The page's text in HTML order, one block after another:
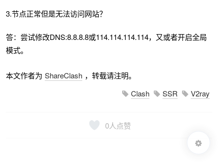
3.节点正常但是无法访问网站？
答：尝试修改DNS:8.8.8.8或114.114.114.114，又或者开启全局
模式。
本文作者为 ShareClash ，转载请注明。
Clash
SSR V2ray
0人点赞